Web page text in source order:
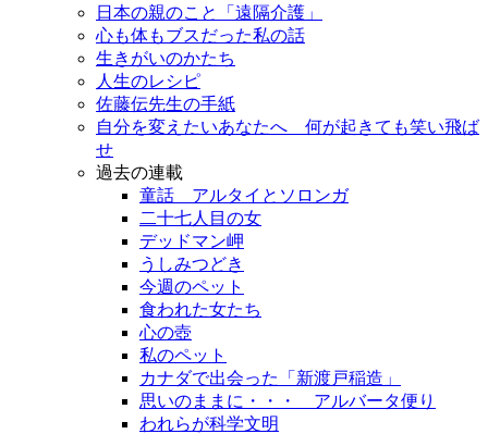
日本の親のこと「遠隔介護」
心も体もブスだった私の話
生きがいのかたち
人生のレシピ
佐藤伝先生の手紙
自分を変えたいあなたへ 何が起きても笑い飛ば
せ
過去の連載
童話 アルタイとソロンガ
二十七人目の女
デッドマン岬
うしみつどき
今週のペット
食われた女たち
心の壺
私のペット
カナダで出会った「新渡戸稲造」
思いのままに・・・ アルバータ便り
われらが科学文明